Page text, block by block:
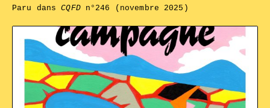
Paru dansCQFDn°246 (novembre 2025)